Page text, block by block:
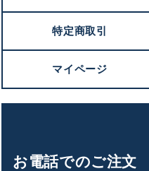
特定商取引
マイページ
お電話でのご注文